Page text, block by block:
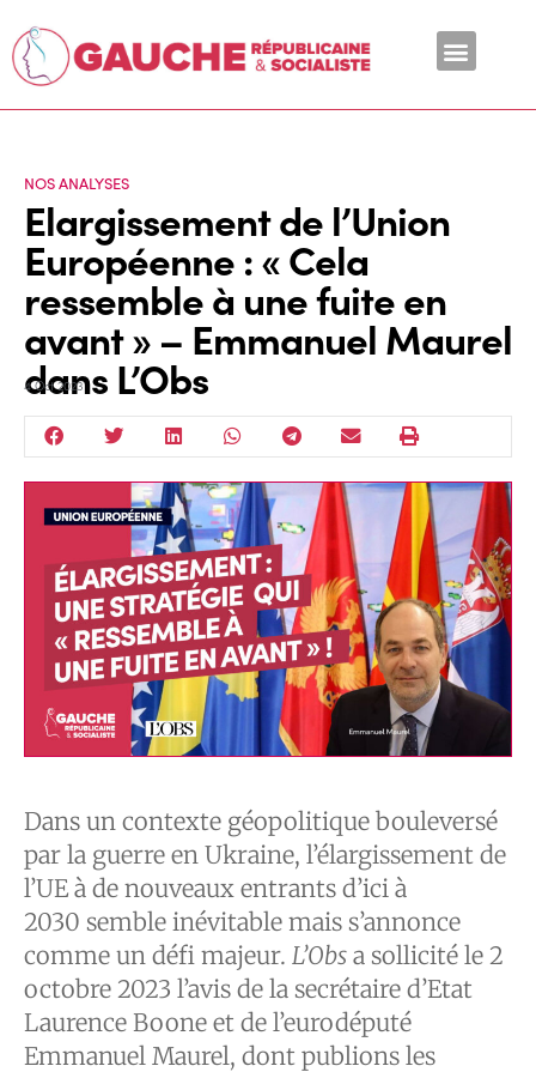
NOS ANALYSES
Elargissement de l’Union
Européenne : « Cela
ressemble à une fuite en
avant » – Emmanuel Maurel
dans L’Obs
4 Oct 2023
Dans un contexte géopolitique bouleversé
par la guerre en Ukraine, l’élargissement de
l’UE à de nouveaux entrants d’ici à
2030 semble inévitable mais s’annonce
comme un défi majeur. L’Obs a sollicité le 2
octobre 2023 l’avis de la secrétaire d’Etat
Laurence Boone et de l’eurodéputé
Emmanuel Maurel, dont publions les